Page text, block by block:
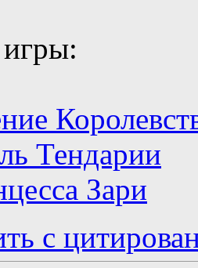
Тендарии
Зари
с